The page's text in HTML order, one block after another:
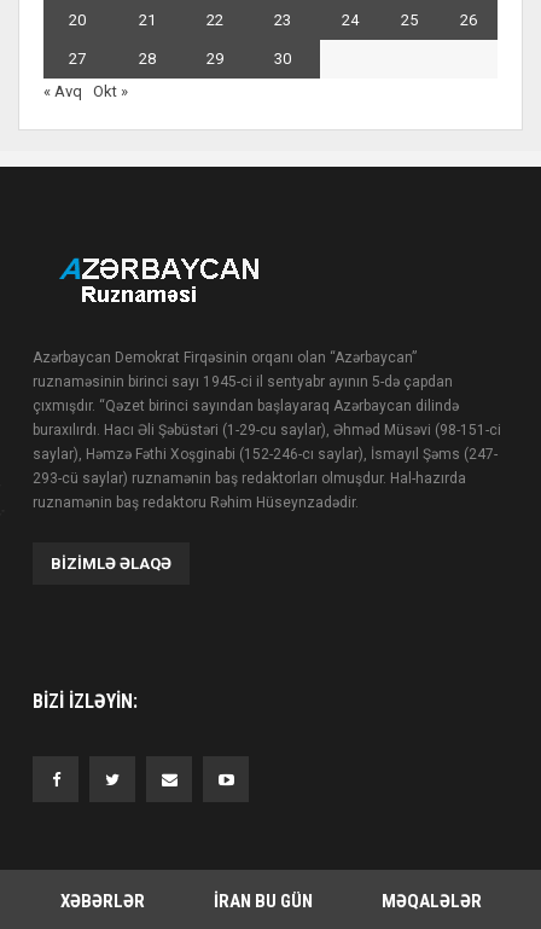
20 21 22 23 24 25 26
27 28 29
30
« Avq
Okt »
Azərbaycan Demokrat Firqəsinin orqanı olan “Azərbaycan”
ruznaməsinin birinci sayı 1945-ci il sentyabr ayının 5-də çapdan
çıxmışdır. “Qəzet birinci sayından başlayaraq Azərbaycan dilində
buraxılırdı. Hacı Əli Şəbüstəri (1-29-cu saylar), Əhməd Müsəvi (98-151-ci
saylar), Həmzə Fəthi Xoşginabi (152-246-cı saylar), İsmayıl Şəms (247-
293-cü saylar) ruznamənin baş redaktorları olmuşdur. Hal-hazırda
ruznamənin baş redaktoru Rəhim Hüseynzadədir.
BIZIMLƏ ƏLAQƏ
BIZI IZLƏYIN:
XƏBƏRLƏR İRAN BU GÜN MƏQALƏLƏR